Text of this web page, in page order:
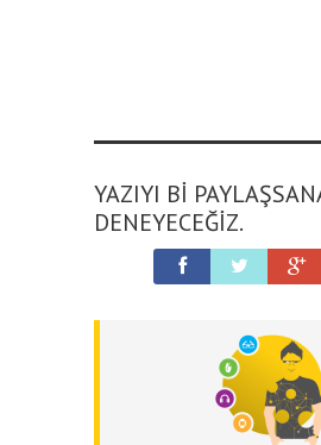
YAZIYI BI
DENEYECEĞIZ.